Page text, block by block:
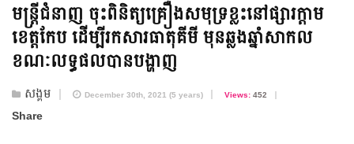
មន្ត្រីជំនាញ ចុះពិនិត្យ​គ្រឿងសមុទ្រ​ខ្លះ​នៅផ្សារក្តាម
ខេត្តកែប ដើម្បី​រក​សារធាតុ​គីមី មុនឆ្លង​ឆ្នាំសាកល
ខណៈ​លទ្ធផល​បានបង្ហាញ
សង្គម December 30th, 2021 (5 years) Views:452
Share